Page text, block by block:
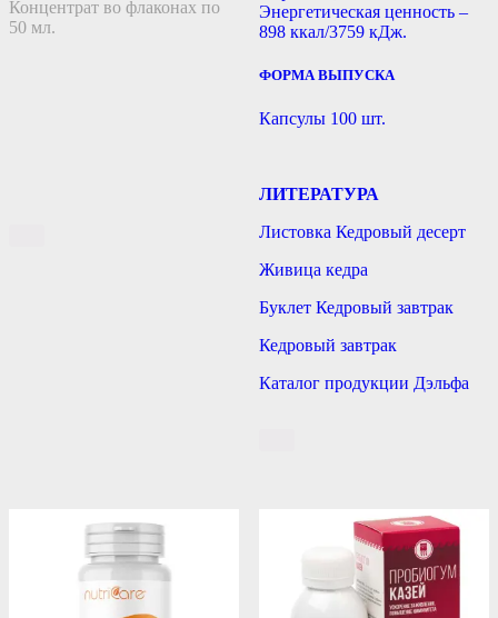
Концентрат во флаконах по
50 мл.
Энергетическая ценность –
898 ккал/3759 кДж.
ФОРМА ВЫПУСКА
Капсулы 100 шт.
ЛИТЕРАТУРА
Листовка Кедровый десерт
Живица кедра
Буклет Кедровый завтрак
Кедровый завтрак
Каталог продукции Дэльфа